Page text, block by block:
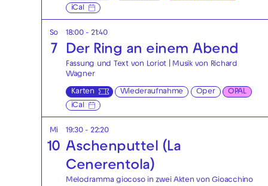
iCal
So
7
18:00 - 21:40
Der Ring an einem Abend
Fassung und Text von Loriot | Musik von Richard
Wagner
Karten Wiederaufnahme Oper
OPAL
iCal
Mi
10
19:30 - 22:20
Aschenputtel (La
Cenerentola)
Melodramma giocoso in zwei Akten von Gioacchino